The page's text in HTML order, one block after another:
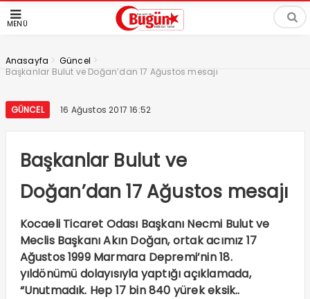
MENÜ
Anasayfa > Güncel >
Başkanlar Bulut ve Doğan’dan 17 Ağustos mesajı
GÜNCEL 16 Ağustos 2017 16:52
Başkanlar Bulut ve
Doğan’dan 17 Ağustos mesajı
Kocaeli Ticaret Odası Başkanı Necmi Bulut ve
Meclis Başkanı Akın Doğan, ortak acımız 17
Ağustos 1999 Marmara Depremi’nin 18.
yıldönümü dolayısıyla yaptığı açıklamada,
“Unutmadık. Hep 17 bin 840 yürek eksik..